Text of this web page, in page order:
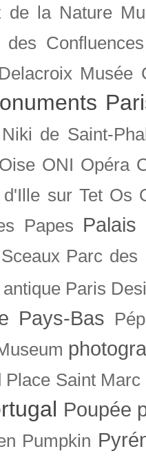
de la Nature
des Confluences
Musée
Niki de Saint-
Oise ONI Opéra
sur Tet Os
Papes Palais
Parc des
Paris
Pays-Bas
Place Saint Marc
Poupée
Pumpkin